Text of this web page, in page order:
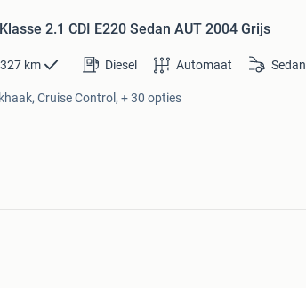
2.1 CDI E220 Sedan AUT 2004 Grijs
km Diesel Automaat Sedan
Cruise Control, + 30 opties